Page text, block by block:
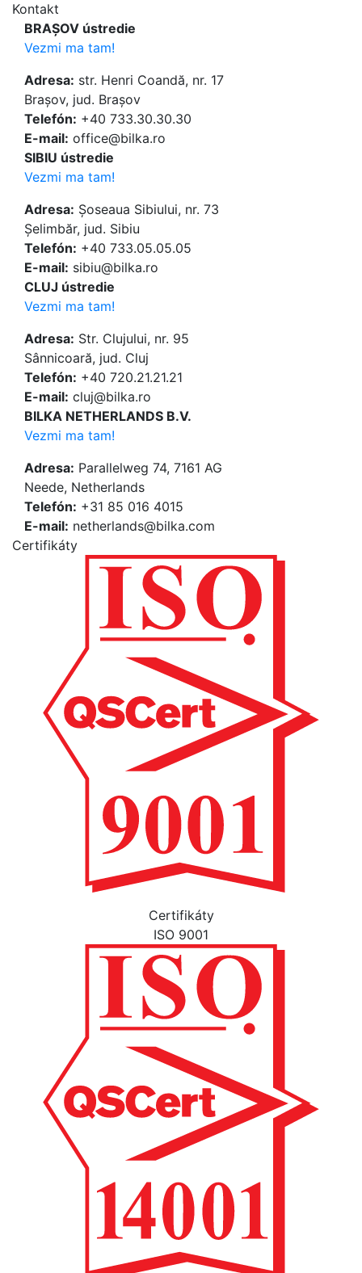
Kontakt
BRAȘOV ústredie
Vezmi ma tam!
Adresa: str. Henri Coandă, nr. 17
Brașov, jud. Brașov
Telefón: +40 733.30.30.30
E-mail: office@bilka.ro
SIBIU ústredie
Vezmi ma tam!
Adresa: Șoseaua Sibiului, nr. 73
Șelimbăr, jud. Sibiu
Telefón: +40 733.05.05.05
E-mail: sibiu@bilka.ro
CLUJ ústredie
Vezmi ma tam!
Adresa: Str. Clujului, nr. 95
Sânnicoară, jud. Cluj
Telefón: +40 720.21.21.21
E-mail: cluj@bilka.ro
BILKA NETHERLANDS B.V.
Vezmi ma tam!
Adresa: Parallelweg 74, 7161 AG
Neede, Netherlands
Telefón: +31 85 016 4015
E-mail: netherlands@bilka.com
Certifikáty
Certifikáty
ISO 9001